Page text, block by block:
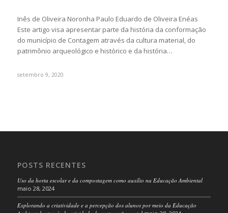
Inês de Oliveira Noronha Paulo Eduardo de Oliveira Enéas
Este artigo visa apresentar parte da história da conformação
do município de Contagem através da cultura material, do
patrimônio arqueológico e histórico e da história…
setembro 9, 2020
POSTS RECENTES
Uso da horta escolar e da compostagem como auxílio na Educação Ambiental
maio 28, 2024
Explorando a criatividade e a percepção dos alunos por meio da Educação